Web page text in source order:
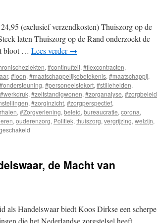
(exclusief verzendkosten) Thuiszorg op de
laten Thuiszorg op de Rand onderzoekt de
bloot … Lees verder→
, #continuïteit, #flexcontracten,
, #loon, #maatschappelijkebetekenis, #maatschappij,
#ondersteuning, #personeelstekort, #stillehelden,
#werkdruk, #zelfstandigwonen, #zorganalyse, #zorgbeleid
, #zorginzicht, #zorgperspectief,
, #Zorgverlening, beleid, bureaucratie, corona,
, ouderenzorg, Politiek, thuiszorg, vergrijzing, welzijn,
Rand
de Macht van
Handelswaar biedt Koos Dirkse een scherpe
die het Nederlandse zorgstelsel heeft